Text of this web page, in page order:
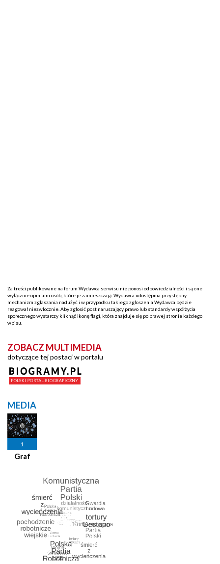
Za treści publikowane na forum Wydawca serwisu nie ponosi odpowiedzialności i są one
wyłącznie opiniami osób, które je zamieszczają. Wydawca udostępnia przystępny
mechanizm zgłaszania nadużyć i w przypadku takiego zgłoszenia Wydawca będzie
reagował niezwłocznie. Aby zgłosić post naruszający prawo lub standardy współżycia
społecznego wystarczy kliknąć ikonę flagi, która znajduje się po prawej stronie każdego
wpisu.
ZOBACZ MULTIMEDIA
dotyczące tej postaci w portalu
MEDIA
1
Graf